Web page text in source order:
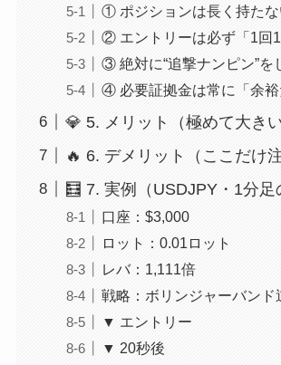
① ポジションは長く持たな
② エントリーは必ず「1回1
③ 絶対に“追撃ナンピン”を
④ 必要証拠金は常に「余裕
💎 5. メリット（極めて大きい
🔥 6. デメリット（ここだけ注
🧮 7. 実例（USDJPY・1分足
口座：$3,000
ロット：0.01ロット
レバ：1,111倍
戦略：ボリンジャーバンド
▼ エントリー
▼ 20秒後